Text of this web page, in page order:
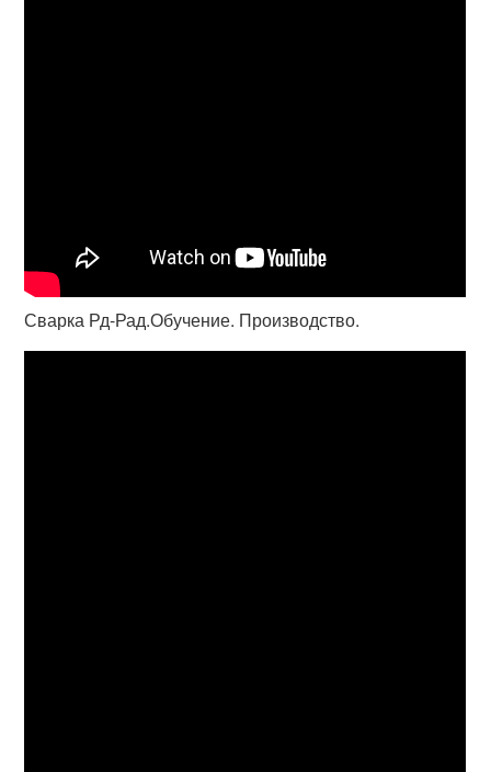
Сварка Рд-Рад.Обучение. Производство.